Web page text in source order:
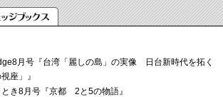
月号『台湾「麗しの島」の実像 日台新時代を拓く「3
座」』
き8月号『京都 2と5の物語』